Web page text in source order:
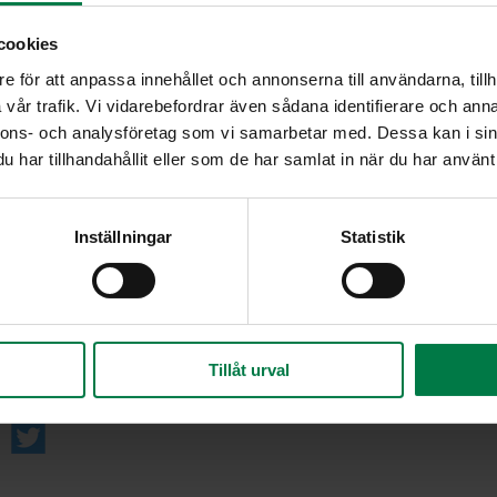
för att anpassa innehållet och annonserna till användarna,
trafik. Vi vidarebefordrar även sådana identifierare och
och analysföretag som vi samarbetar med. Dessa kan i
har tillhandahållit eller som de har samlat in när du har
Inställningar Statistik
Tillåt urval
vl, 15
%
Laita puolet kasviksista kerroksittain vuokaan,
kastikkeesta. Laita loput kasvikset ja
loppu kastike.
Paista 175 asteessa n. 30 minuuttia.